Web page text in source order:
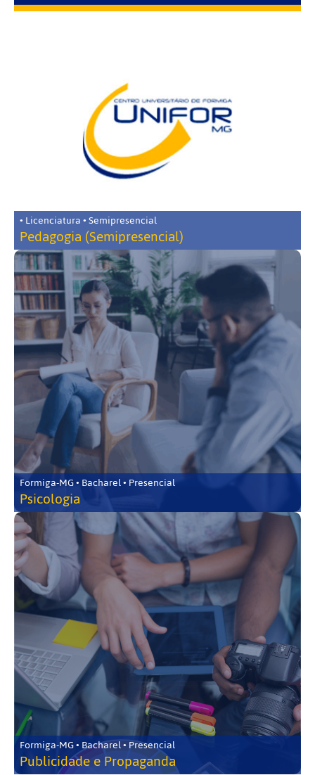
• Licenciatura • Semipresencial
Pedagogia (Semipresencial)
Formiga-MG • Bacharel • Presencial
Psicologia
Formiga-MG • Bacharel • Presencial
Publicidade e Propaganda